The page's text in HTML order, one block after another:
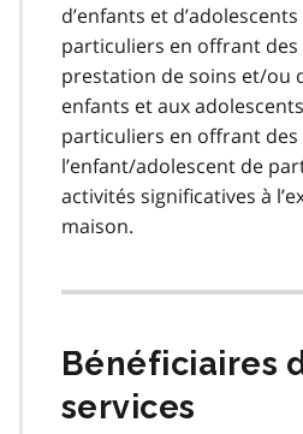
d’enfants et
particuliers en offrant des
prestation de soins et/ou
enfants et aux
particuliers en offrant des
l’enfant/adolescent de
activités significatives à
maison.
Bénéficiaires
services